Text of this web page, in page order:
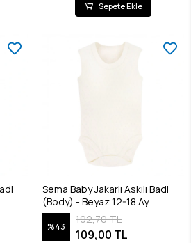
Sepete Ekle
Sema Baby Jakarlı Askılı Badi
(Body) - Beyaz 12-18 Ay
%43
192,70 TL
109,00 TL